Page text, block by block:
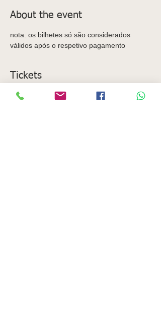
About the event
nota: os bilhetes só são considerados
válidos após o respetivo pagamento
Tickets